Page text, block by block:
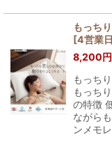
もっち
[4営業
8,200円
もっち
もっち
の特徴
ながら
ンメモ